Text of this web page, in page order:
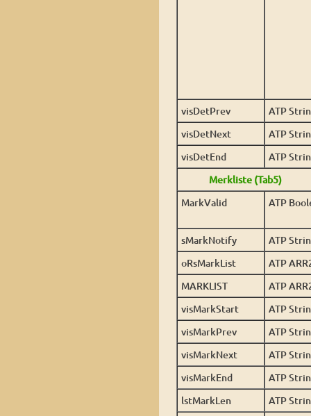
visDetPrev
ATP
visDetNext
ATP
visDetEnd
ATP
Merkliste (Tab5)
MarkValid
ATP
sMarkNotify
ATP
oRsMarkList
ATP
MARKLIST
ATP
visMarkStart
ATP
visMarkPrev
ATP
visMarkNext
ATP
visMarkEnd
ATP
lstMarkLen
ATP